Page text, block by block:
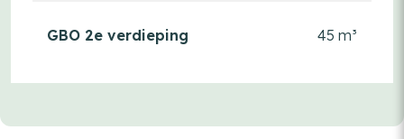
GBO 2e verdieping 45 m³